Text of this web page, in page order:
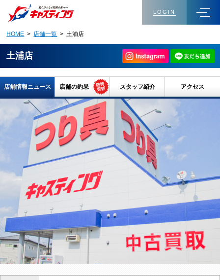
LOGIN
HOME > 店舗一覧 > 土浦店
土浦店
店舗情報ニュース 店舗の釣果 スタッフ紹介 アクセス